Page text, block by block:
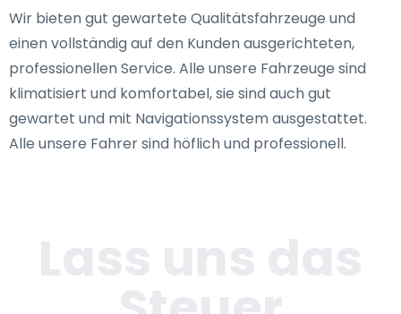
Wir bieten gut gewartete Qualitätsfahrzeuge und
einen vollständig auf den Kunden ausgerichteten,
professionellen Service. Alle unsere Fahrzeuge sind
klimatisiert und komfortabel, sie sind auch gut
gewartet und mit Navigationssystem ausgestattet.
Alle unsere Fahrer sind höflich und professionell.